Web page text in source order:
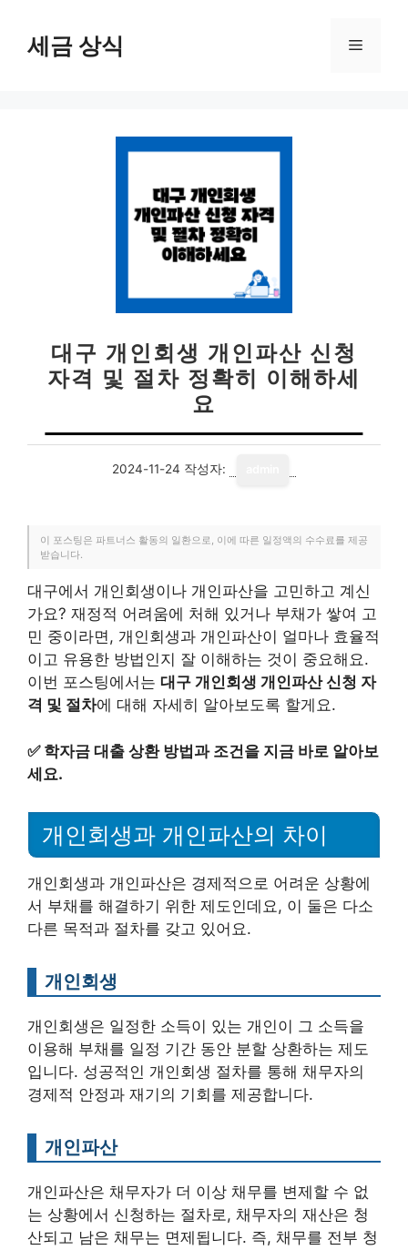
세금 상식 메
대구 개인회생 개인파산 신청
자격 및 절차 정확히 이해하세
요
2024-11-24 작성자:
이 포스팅은 파트너스 활동의 일환으로, 이에 따른 일정액의 수수료를 제공
받습니다.
대구에서 개인회생이나 개인파산을 고민하고 계신
가요? 재정적 어려움에 처해 있거나 부채가 쌓여 고
민 중이라면, 개인회생과 개인파산이 얼마나 효율적
이고 유용한 방법인지 잘 이해하는 것이 중요해요.
이번 포스팅에서는 대구 개인회생 개인파산 신청 자
격 및 절차에 대해 자세히 알아보도록 할게요.
✅ 학자금 대출 상환 방법과 조건을 지금 바로 알아보
세요.
개인회생과 개인파산의 차이
개인회생과 개인파산은 경제적으로 어려운 상황에
서 부채를 해결하기 위한 제도인데요, 이 둘은 다소
다른 목적과 절차를 갖고 있어요.
개인회생
개인회생은 일정한 소득이 있는 개인이 그 소득을
이용해 부채를 일정 기간 동안 분할 상환하는 제도
입니다. 성공적인 개인회생 절차를 통해 채무자의
경제적 안정과 재기의 기회를 제공합니다.
개인파산
개인파산은 채무자가 더 이상 채무를 변제할 수 없
는 상황에서 신청하는 절차로, 채무자의 재산은 청
산되고 남은 채무는 면제됩니다. 즉, 채무를 전부 청